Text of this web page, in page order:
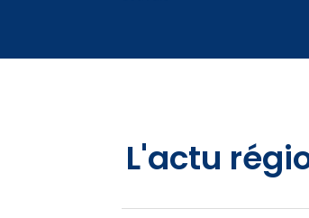
L'actu